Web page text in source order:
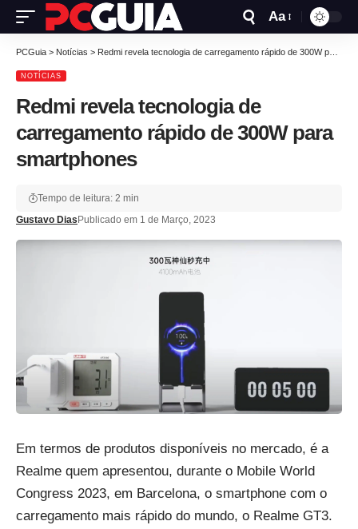
Aa
PCGuia > Notícias > Redmi revela tecnologia de carregamento rápido de 300W para smartphones
NOTÍCIAS
Redmi revela tecnologia de
carregamento rápido de 300W para
smartphones
Gustavo Dias Publicado em 1 de Março, 2023
Tempo de leitura: 2 min
Em termos de produtos disponíveis no mercado, é a
Realme quem apresentou, durante o Mobile World
Congress 2023, em Barcelona, o smartphone com o
carregamento mais rápido do mundo, o Realme GT3.